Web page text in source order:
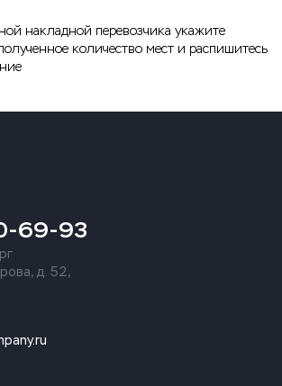
накладной перевозчика укажите
количество мест и распишитесь
69-93
д. 52,